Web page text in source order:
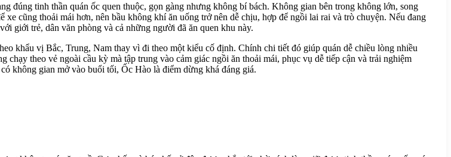
đúng tinh thần quán ốc quen thuộc, gọn gàng nhưng không bí bách. Không gian bên trong không lớn, song
cũng thoải mái hơn, nên bầu không khí ăn uống trở nên dễ chịu, hợp để ngồi lai rai và trò chuyện. Nếu đang
giới trẻ, dân văn phòng và cả những người đã ăn quen khu này.
khẩu vị Bắc, Trung, Nam thay vì đi theo một kiểu cố định. Chính chi tiết đó giúp quán dễ chiều lòng nhiều
theo vẻ ngoài cầu kỳ mà tập trung vào cảm giác ngồi ăn thoải mái, phục vụ dễ tiếp cận và trải nghiệm
không gian mở vào buổi tối, Ốc Hào là điểm dừng khá đáng giá.